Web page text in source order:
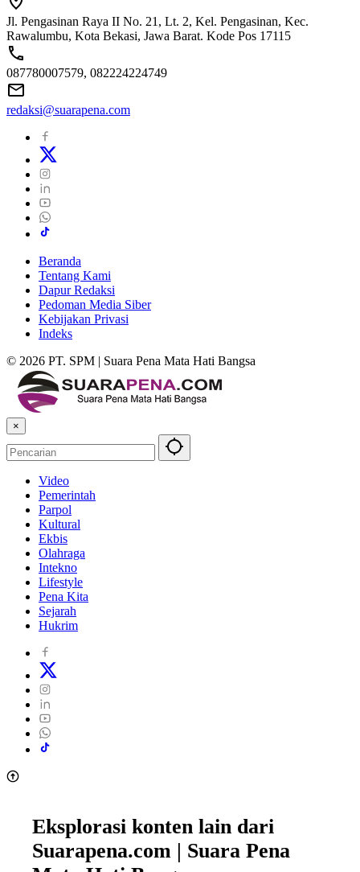
Jl. Pengasinan Raya II No. 21, Lt. 2, Kel. Pengasinan, Kec.
Rawalumbu, Kota Bekasi, Jawa Barat. Kode Pos 17115
087780007579, 082224224749
redaksi@suarapena.com
Beranda
Tentang Kami
Dapur Redaksi
Pedoman Media Siber
Kebijakan Privasi
Indeks
© 2026 PT. SPM | Suara Pena Mata Hati Bangsa
×
Video
Pemerintah
Parpol
Kultural
Ekbis
Olahraga
Intekno
Lifestyle
Pena Kita
Sejarah
Hukrim
Eksplorasi konten lain dari
Suarapena.com | Suara Pena